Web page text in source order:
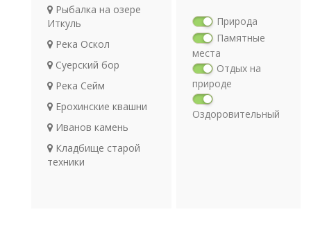
Рыбалка на озере
Иткуль
Река Оскол
Суерский бор
Река Сейм
Ерохинские квашни
Иванов камень
Кладбище старой
техники
Природа
Памятные
места
Отдых на
природе
Оздоровительный